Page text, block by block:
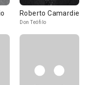
Roberto Camardiel
Don Teófilo